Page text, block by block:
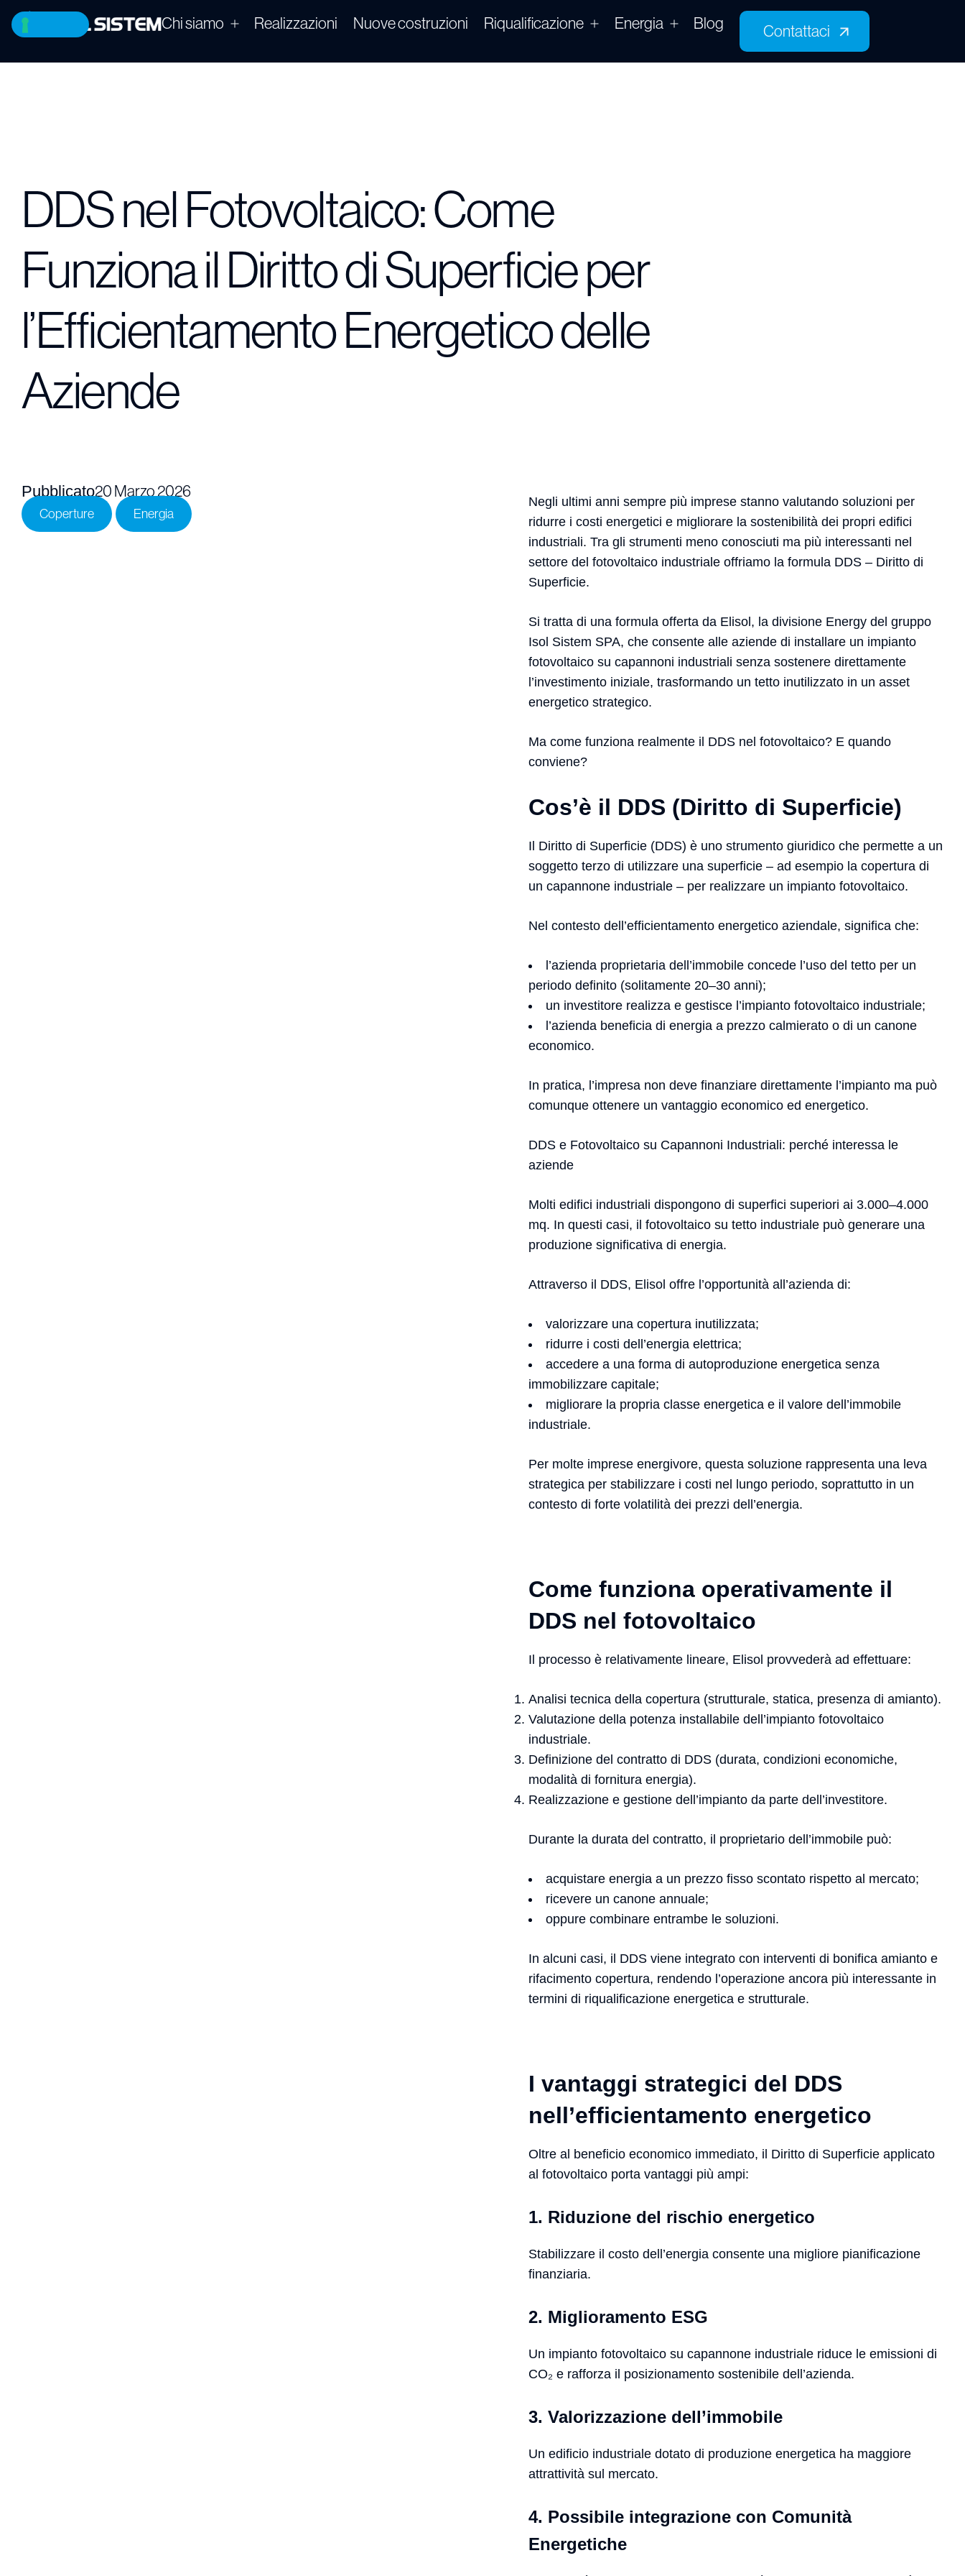
Chi siamo Realizzazioni Nuove costruzioni Riqualificazione Energia Blog
Contattaci
Contattaci
DDS nel Fotovoltaico: Come
Funziona il Diritto di Superficie per
l’Efficientamento Energetico delle
Aziende
Pubblicato20 Marzo 2026
Coperture Energia
Negli ultimi anni sempre più imprese stanno valutando soluzioni per
ridurre i costi energetici e migliorare la sostenibilità dei propri edifici
industriali. Tra gli strumenti meno conosciuti ma più interessanti nel
settore del fotovoltaico industriale offriamo la formula DDS – Diritto di
Superficie.
Si tratta di una formula offerta da Elisol, la divisione Energy del gruppo
Isol Sistem SPA, che consente alle aziende di installare un impianto
fotovoltaico su capannoni industriali senza sostenere direttamente
l’investimento iniziale, trasformando un tetto inutilizzato in un asset
energetico strategico.
Ma come funziona realmente il DDS nel fotovoltaico? E quando
conviene?
Cos’è il DDS (Diritto di Superficie)
Il Diritto di Superficie (DDS) è uno strumento giuridico che permette a un
soggetto terzo di utilizzare una superficie – ad esempio la copertura di
un capannone industriale – per realizzare un impianto fotovoltaico.
Nel contesto dell’efficientamento energetico aziendale, significa che:
l’azienda proprietaria dell’immobile concede l’uso del tetto per un
periodo definito (solitamente 20–30 anni);
un investitore realizza e gestisce l’impianto fotovoltaico industriale;
l’azienda beneficia di energia a prezzo calmierato o di un canone
economico.
In pratica, l’impresa non deve finanziare direttamente l’impianto ma può
comunque ottenere un vantaggio economico ed energetico.
DDS e Fotovoltaico su Capannoni Industriali: perché interessa le
aziende
Molti edifici industriali dispongono di superfici superiori ai 3.000–4.000
mq. In questi casi, il fotovoltaico su tetto industriale può generare una
produzione significativa di energia.
Attraverso il DDS, Elisol offre l’opportunità all’azienda di:
valorizzare una copertura inutilizzata;
ridurre i costi dell’energia elettrica;
accedere a una forma di autoproduzione energetica senza
immobilizzare capitale;
migliorare la propria classe energetica e il valore dell’immobile
industriale.
Per molte imprese energivore, questa soluzione rappresenta una leva
strategica per stabilizzare i costi nel lungo periodo, soprattutto in un
contesto di forte volatilità dei prezzi dell’energia.
Come funziona operativamente il
DDS nel fotovoltaico
Il processo è relativamente lineare, Elisol provvederà ad effettuare:
Analisi tecnica della copertura (strutturale, statica, presenza di amianto).
Valutazione della potenza installabile dell’impianto fotovoltaico
industriale.
Definizione del contratto di DDS (durata, condizioni economiche,
modalità di fornitura energia).
Realizzazione e gestione dell’impianto da parte dell’investitore.
Durante la durata del contratto, il proprietario dell’immobile può:
acquistare energia a un prezzo fisso scontato rispetto al mercato;
ricevere un canone annuale;
oppure combinare entrambe le soluzioni.
In alcuni casi, il DDS viene integrato con interventi di bonifica amianto e
rifacimento copertura, rendendo l’operazione ancora più interessante in
termini di riqualificazione energetica e strutturale.
I vantaggi strategici del DDS
nell’efficientamento energetico
Oltre al beneficio economico immediato, il Diritto di Superficie applicato
al fotovoltaico porta vantaggi più ampi:
1. Riduzione del rischio energetico
Stabilizzare il costo dell’energia consente una migliore pianificazione
finanziaria.
2. Miglioramento ESG
Un impianto fotovoltaico su capannone industriale riduce le emissioni di
CO₂ e rafforza il posizionamento sostenibile dell’azienda.
3. Valorizzazione dell’immobile
Un edificio industriale dotato di produzione energetica ha maggiore
attrattività sul mercato.
4. Possibile integrazione con Comunità
Energetiche